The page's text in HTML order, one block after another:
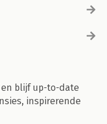
blijf up-to-date
inspirerende